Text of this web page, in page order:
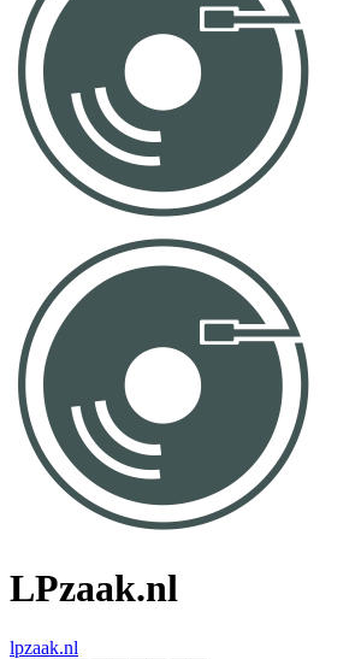
LPzaak.nl
lpzaak.nl